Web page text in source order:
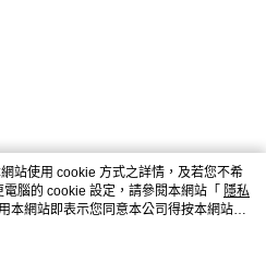
站使用 cookie 方式之詳情，及若您不希
腦的 cookie 設定，請參閱本網站「 隱私
本網站即表示您同意本公司得按本網站使